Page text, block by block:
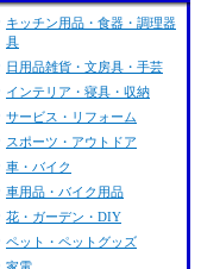
キッチン用品・食器・調理器
具
日用品雑貨・文房具・手芸
インテリア・寝具・収納
サービス・リフォーム
スポーツ・アウトドア
車・バイク
車用品・バイク用品
花・ガーデン・DIY
ペット・ペットグッズ